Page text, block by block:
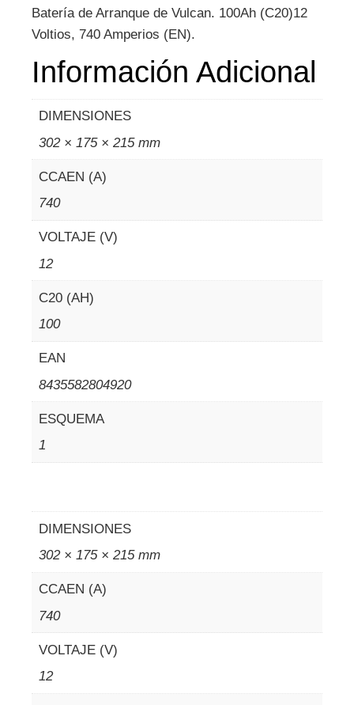
Batería de Arranque de Vulcan. 100Ah (C20)12
Voltios, 740 Amperios (EN).
Información Adicional
DIMENSIONES
302 × 175 × 215 mm
CCAEN (A)
740
VOLTAJE (V)
12
C20 (AH)
100
EAN
8435582804920
ESQUEMA
1
DIMENSIONES
302 × 175 × 215 mm
CCAEN (A)
740
VOLTAJE (V)
12